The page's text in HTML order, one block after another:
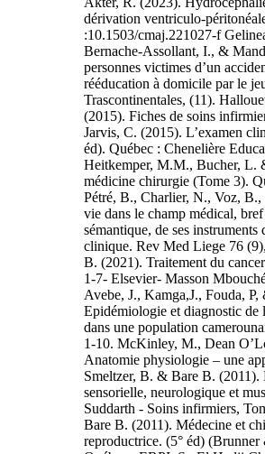
dérivation ventriculo-
:10.1503/cmaj.221027-f
Bernache-Assollant, I., &
personnes victimes d’un
rééducation à domicile par le
Trascontinentales, (11).
(2015). Fiches de soins
Jarvis, C. (2015). L’examen
éd). Québec : Chenelière
Heitkemper, M.M., Bucher, L.
médicine chirurgie (Tome 3).
Pétré, B., Charlier, N., Voz,
vie dans le champ médical,
sémantique, de ses
clinique. Rev Med Liege 76
B. (2021). Traitement du
1-7- Elsevier- Masson
Avebe, J., Kamga,J., Fouda,
Epidémiologie et diagnostic de
dans une population
1-10. McKinley, M., Dean
Anatomie physiologie – une
Smeltzer, B. & Bare B.
sensorielle, neurologique et
Suddarth - Soins infirmiers,
Bare B. (2011). Médecine et
reproductrice. (5° éd)